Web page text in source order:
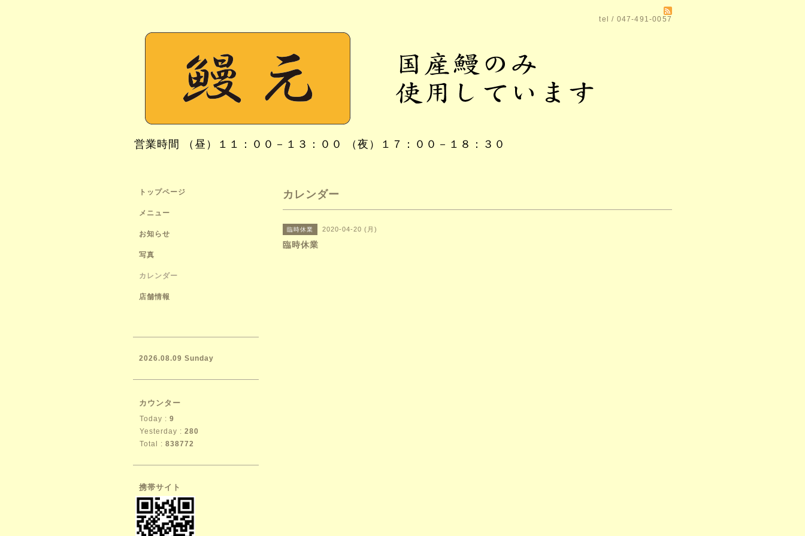
tel / 047-491-0057
営業時間 （昼）１１：００－１３：００ （夜）１７：００－１８：３０
カレンダー
臨時休業 2020-04-20 (月)
臨時休業
トップページ
メニュー
お知らせ
写真
カレンダー
店舗情報
2026.08.09 Sunday
カウンター
Today : 9
Yesterday : 280
Total : 838772
携帯サイト